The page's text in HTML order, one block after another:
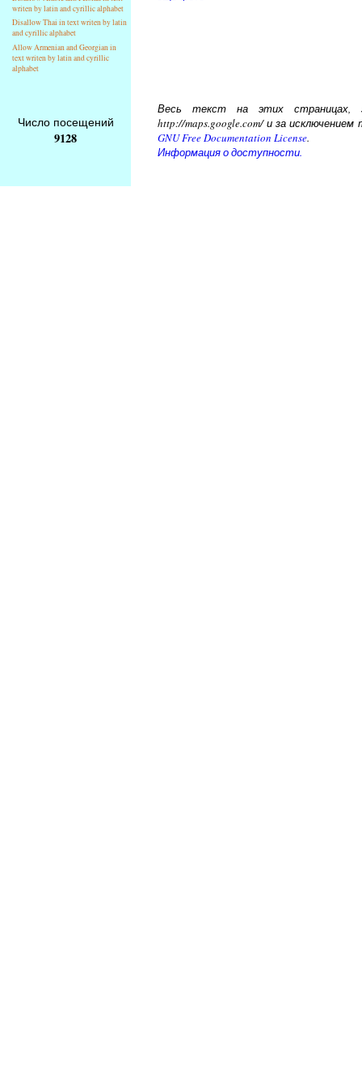
writen by latin and cyrillic alphabet
Disallow Thai in text writen by latin
and cyrillic alphabet
Allow Armenian and Georgian in
text writen by latin and cyrillic
alphabet
Число посещений
9128
Весь текст на этих страницах,
http://maps.google.com/ и за
GNU Free Documentation License.
Информация о доступности.